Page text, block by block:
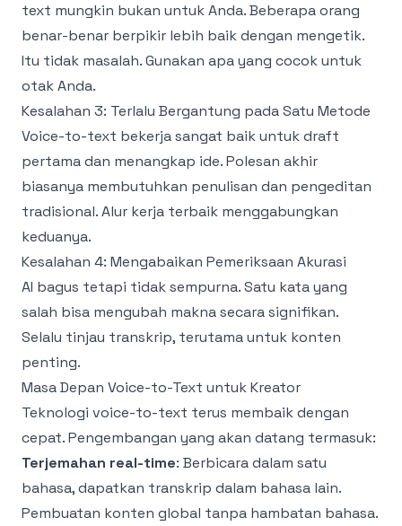
text mungkin bukan untuk Anda. Beberapa orang
benar-benar berpikir lebih baik dengan mengetik.
Itu tidak masalah. Gunakan apa yang cocok untuk
otak Anda.
Kesalahan 3: Terlalu Bergantung pada Satu Metode
Voice-to-text bekerja sangat baik untuk draft
pertama dan menangkap ide. Polesan akhir
biasanya membutuhkan penulisan dan pengeditan
tradisional. Alur kerja terbaik menggabungkan
keduanya.
Kesalahan 4: Mengabaikan Pemeriksaan Akurasi
AI bagus tetapi tidak sempurna. Satu kata yang
salah bisa mengubah makna secara signifikan.
Selalu tinjau transkrip, terutama untuk konten
penting.
Masa Depan Voice-to-Text untuk Kreator
Teknologi voice-to-text terus membaik dengan
cepat. Pengembangan yang akan datang termasuk:
Terjemahan real-time: Berbicara dalam satu
bahasa, dapatkan transkrip dalam bahasa lain.
Pembuatan konten global tanpa hambatan bahasa.